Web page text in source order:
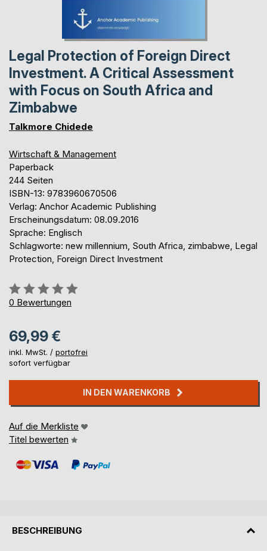
Legal Protection of Foreign Direct
Investment. A Critical Assessment
with Focus on South Africa and
Zimbabwe
Talkmore Chidede
Wirtschaft & Management
Paperback
244 Seiten
ISBN-13: 9783960670506
Verlag: Anchor Academic Publishing
Erscheinungsdatum: 08.09.2016
Sprache: Englisch
Schlagworte: new millennium, South Africa, zimbabwe, Legal
Protection, Foreign Direct Investment
Bewertung::
0%
0 Bewertungen
69,99 €
inkl. MwSt. / portofrei
sofort verfügbar
IN DEN WARENKORB
Auf die Merkliste
Titel bewerten
BESCHREIBUNG